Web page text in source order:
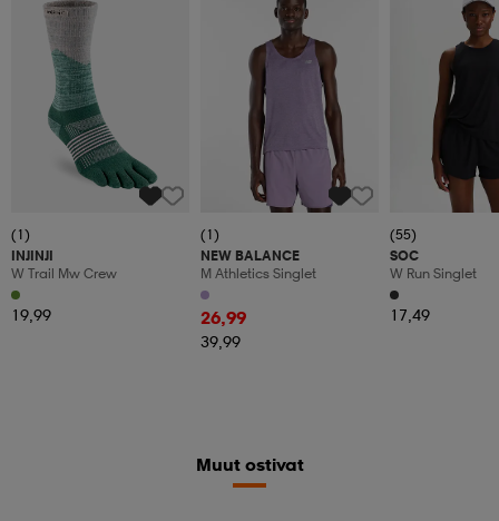
(1)
INJINJI
W Trail Mw Crew
19,99
(1)
NEW BALANCE
M Athletics Singlet
26,99
39,99
(55)
SOC
W Run Singlet
17,49
Muut ostivat